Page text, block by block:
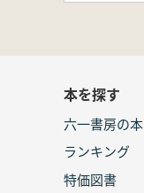
本を探す
六一書房の本
ランキング
特価図書